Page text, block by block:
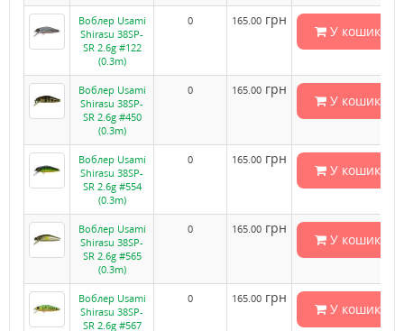
Воблер Usami
Shirasu 38SP-
SR 2.6g #122
(0.3m)
0 165.00 грн
У кошик
Воблер Usami
Shirasu 38SP-
SR 2.6g #450
(0.3m)
0 165.00 грн
У кошик
Воблер Usami
Shirasu 38SP-
SR 2.6g #554
(0.3m)
0 165.00 грн
У кошик
Воблер Usami
Shirasu 38SP-
SR 2.6g #565
(0.3m)
0 165.00 грн
У кошик
Воблер Usami
Shirasu 38SP-
SR 2.6g #567
0 165.00 грн
У кошик